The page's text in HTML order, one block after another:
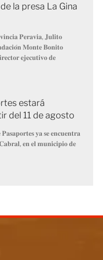
la presa La Gina
𝐏𝐞𝐫𝐚𝐯𝐢𝐚, 𝐉𝐮𝐥𝐢𝐭𝐨
𝐌𝐨𝐧𝐭𝐞 𝐁𝐨𝐧𝐢𝐭𝐨
𝐞𝐣𝐞𝐜𝐮𝐭𝐢𝐯𝐨 𝐝𝐞
estará
del 11 de agosto
𝐲𝐚 𝐬𝐞 𝐞𝐧𝐜𝐮𝐞𝐧𝐭𝐫𝐚
𝐞𝐧 𝐞𝐥 𝐦𝐮𝐧𝐢𝐜𝐢𝐩𝐢𝐨 𝐝𝐞